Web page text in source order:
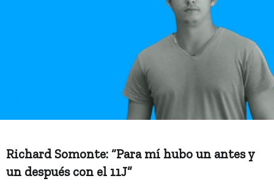
Richard Somonte: “Para mí hubo un antes y
un después con el 11J”